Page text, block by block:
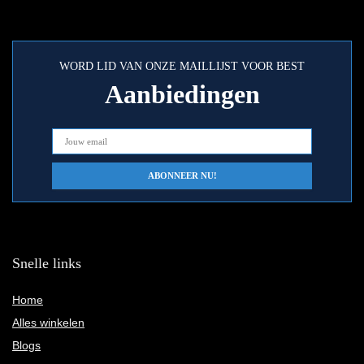
WORD LID VAN ONZE MAILLIJST VOOR BEST
Aanbiedingen
Snelle links
Home
Alles winkelen
Blogs